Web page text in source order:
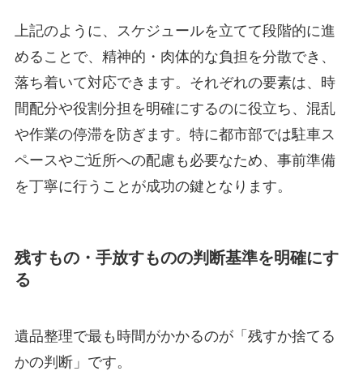
上記のように、スケジュールを立てて段階的に進
めることで、精神的・肉体的な負担を分散でき、
落ち着いて対応できます。それぞれの要素は、時
間配分や役割分担を明確にするのに役立ち、混乱
や作業の停滞を防ぎます。特に都市部では駐車ス
ペースやご近所への配慮も必要なため、事前準備
を丁寧に行うことが成功の鍵となります。
残すもの・手放すものの判断基準を明確にす
る
遺品整理で最も時間がかかるのが「残すか捨てる
かの判断」です。